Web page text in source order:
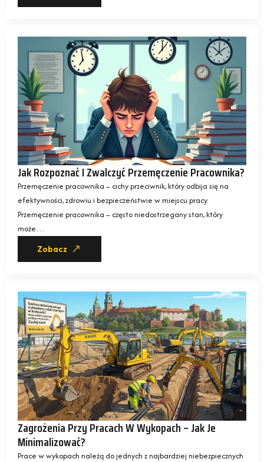
Jak Rozpoznać I Zwalczyć Przemęczenie Pracownika?
Przemęczenie pracownika – cichy przeciwnik, który odbija się na
efektywności, zdrowiu i bezpieczeństwie w miejscu pracy.
Przemęczenie pracownika – często niedostrzegany stan, który
może…
Zobacz
Zagrożenia Przy Pracach W Wykopach – Jak Je
Minimalizować?
Prace w wykopach należą do jednych z najbardziej niebezpiecznych